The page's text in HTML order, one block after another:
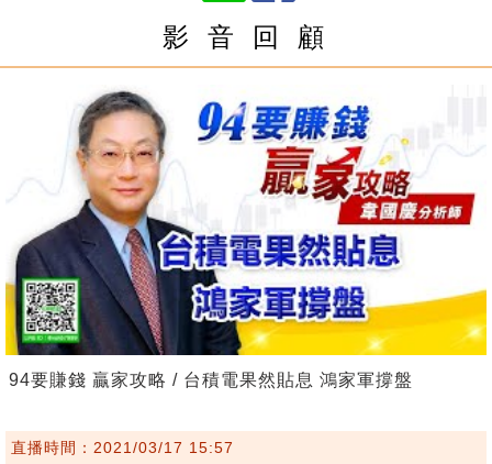
影 音 回 顧
94要賺錢 贏家攻略 / 台積電果然貼息 鴻家軍撐盤
直播時間：2021/03/17 15:57